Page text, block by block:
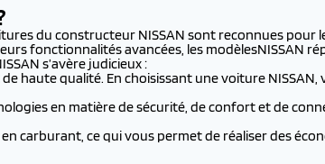
du constructeur NISSAN sont reconnues
fonctionnalités avancées, les modèlesNISSAN
s’avère judicieux :
haute qualité. En choisissant une voiture
en matière de sécurité, de confort et de
carburant, ce qui vous permet de réaliser des